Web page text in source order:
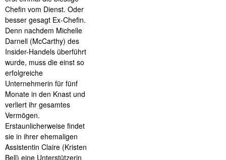
Chefin vom Dienst. Oder
besser gesagt Ex-Chefin.
Denn nachdem Michelle
Darnell (McCarthy) des
Insider-Handels überführt
wurde, muss die einst so
erfolgreiche
Unternehmerin für fünf
Monate in den Knast und
verliert ihr gesamtes
Vermögen.
Erstaunlicherweise findet
sie in ihrer ehemaligen
Assistentin Claire (Kristen
Bell) eine Unterstützerin